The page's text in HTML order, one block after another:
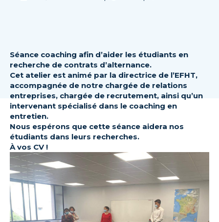
Séance coaching afin d’aider les étudiants en
recherche de contrats d’alternance.
Cet atelier est animé par la directrice de l’EFHT,
accompagnée de notre chargée de relations
entreprises, chargée de recrutement, ainsi qu’un
intervenant spécialisé dans le coaching en
entretien.
Nous espérons que cette séance aidera nos
étudiants dans leurs recherches.
À vos CV !